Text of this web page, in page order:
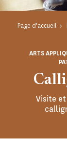
Page d'accueil
ARTS
Visite